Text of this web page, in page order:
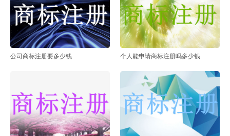
公司商标注册要多少钱 个人能申请商标注册吗多少钱